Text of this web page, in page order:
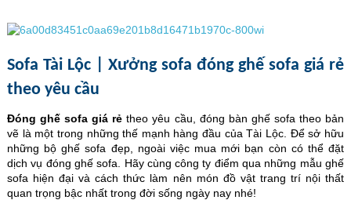
Sofa Tài Lộc | Xưởng sofa đóng ghế sofa giá rẻ
theo yêu cầu
Đóng ghế sofa giá rẻ theo yêu cầu, đóng bàn ghế sofa theo bản
vẽ là một trong những thế mạnh hàng đầu của Tài Lộc. Để sở hữu
những bộ ghế sofa đẹp, ngoài việc mua mới bạn còn có thể đặt
dịch vụ đóng ghế sofa. Hãy cùng công ty điểm qua những mẫu ghế
sofa hiện đại và cách thức làm nên món đồ vật trang trí nội thất
quan trọng bậc nhất trong đời sống ngày nay nhé!